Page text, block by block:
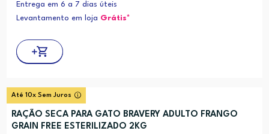
Entrega em 6 a 7 dias úteis
Levantamento em loja Grátis*
Até 10x Sem Juros
RAÇÃO SECA PARA GATO BRAVERY ADULTO FRANGO
GRAIN FREE ESTERILIZADO 2KG